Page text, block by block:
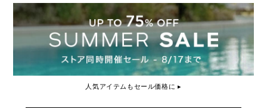
人気アイテムもセール価格に ▸